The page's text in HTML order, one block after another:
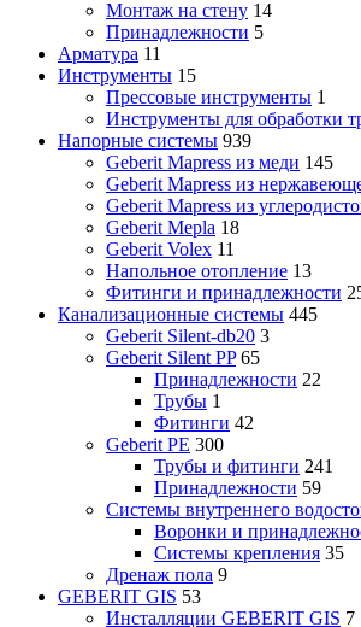
Монтаж на стену 14
Принадлежности 5
Арматура 11
Инструменты 15
Прессовые инструменты 1
Инструменты для обработки
Напорные системы 939
Geberit Mapress из меди 145
Geberit Mapress из
Geberit Mapress из
Geberit Mepla 18
Geberit Volex 11
Напольное отопление 13
Фитинги и принадлежности
Канализационные системы 445
Geberit Silent-db20 3
Geberit Silent PP 65
Принадлежности 22
Трубы 1
Фитинги 42
Geberit PE 300
Трубы и фитинги 241
Принадлежности 59
Системы внутреннего
Воронки и
Системы крепления 35
Дренаж пола 9
GEBERIT GIS 53
Инсталляции GEBERIT GIS 7